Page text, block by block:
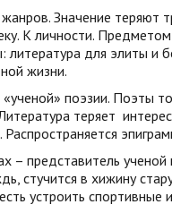
Значение теряют
К личности.
для элиты и
жизни.
поэзии. Поэты
теряет
представитель ученой
стучится в хижину
устроить спортивные